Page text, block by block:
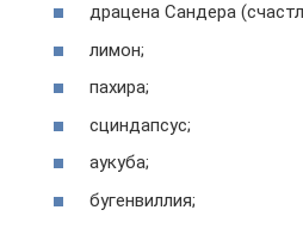
драцена Сандера
лимон;
пахира;
сциндапсус;
аукуба;
бугенвиллия;